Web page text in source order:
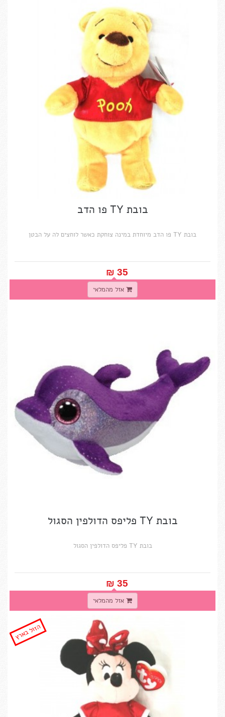
בובת TY פו הדב
בובת TY פו הדב מיוחדת במינה צוחקת כאשר לוחצים לה על הבטן
35 ₪‎
אזל מהמלאי
בובת TY פליפס הדולפין הסגול
בובת TY פליפס הדולפין הסגול
35 ₪‎
אזל מהמלאי
הזול בארץ